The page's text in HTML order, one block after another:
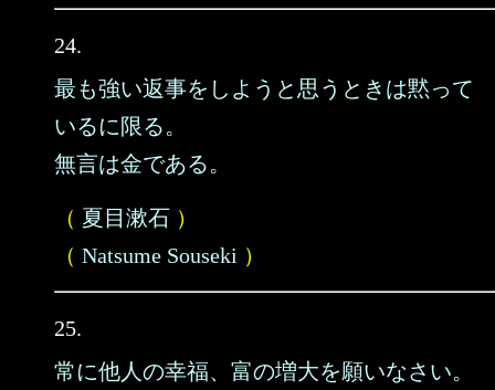
24.
最も強い返事をしようと思うときは黙って
いるに限る。
無言は金である。
（ 夏目漱石 ）
（ Natsume Souseki ）
25.
常に他人の幸福、富の増大を願いなさい。